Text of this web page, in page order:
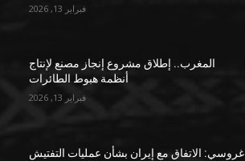
فبراير 13, 2026
المغرب.. إطلاق مشروع إنجاز مصنع لإنتاج
أنظمة هبوط الطائرات
فبراير 13, 2026
غروسي: الاتفاق مع إيران بشأن عمليات التفتيش